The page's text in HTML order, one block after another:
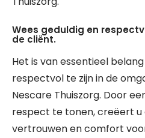
Wees geduldig en
de cliënt.
Het is van essentieel
respectvol te zijn in de
Nescare Thuiszorg. Door
respect te tonen, creëert u
vertrouwen en comfort